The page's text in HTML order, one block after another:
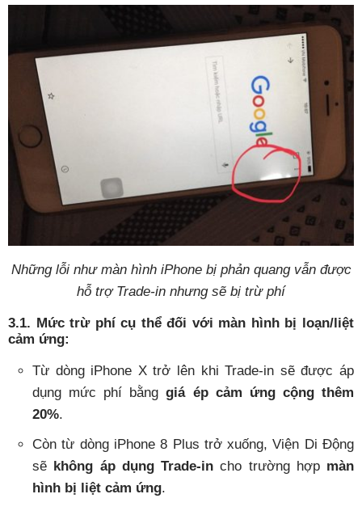
Những lỗi như màn hình iPhone bị phản quang vẫn được
hỗ trợ Trade-in nhưng sẽ bị trừ phí
3.1. Mức trừ phí cụ thể đối với màn hình bị loạn/liệt
cảm ứng:
Từ dòng iPhone X trở lên khi Trade-in sẽ được áp
dụng mức phí bằnggiá ép cảm ứng cộng thêm
20%.
Còn từ dòng iPhone 8 Plus trở xuống, Viện Di Động
sẽ không áp dụng Trade-in cho trường hợp màn
hình bị liệt cảm ứng.